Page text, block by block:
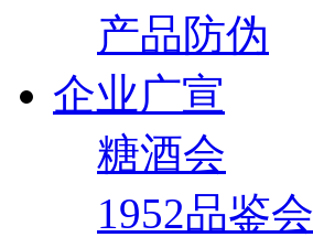
产品防伪
企业广宣
糖酒会
1952品鉴会